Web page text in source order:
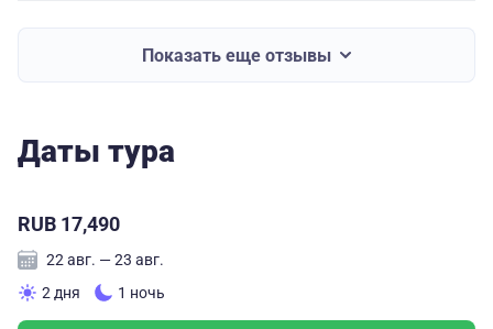
Показать еще отзывы
Даты тура
RUB 17,490
22 авг. — 23 авг.
2 дня
1 ночь